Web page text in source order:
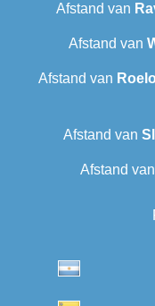
Afstand van
Afstand van
Afstand van
Afstand van
Afstand van